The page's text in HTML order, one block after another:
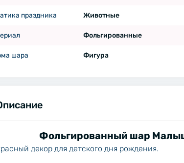
праздника Животные
Фольгированные
шара Фигура
Фольгированный шар
декор для детского дня рождения.